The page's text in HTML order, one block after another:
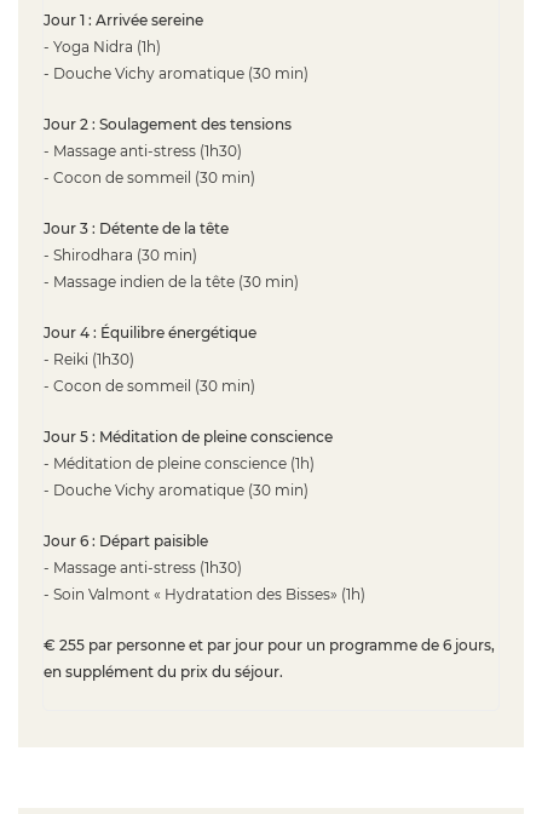
Jour 1 : Arrivée sereine
- Yoga Nidra (1h)
- Douche Vichy aromatique (30 min)
Jour 2 : Soulagement des tensions
- Massage anti-stress (1h30)
- Cocon de sommeil (30 min)
Jour 3 : Détente de la tête
- Shirodhara (30 min)
- Massage indien de la tête (30 min)
Jour 4 : Équilibre énergétique
- Reiki (1h30)
- Cocon de sommeil (30 min)
Jour 5 : Méditation de pleine conscience
- Méditation de pleine conscience (1h)
- Douche Vichy aromatique (30 min)
Jour 6 : Départ paisible
- Massage anti-stress (1h30)
- Soin Valmont « Hydratation des Bisses» (1h)
€ 255 par personne et par jour pour un programme de 6 jours,
en supplément du prix du séjour.